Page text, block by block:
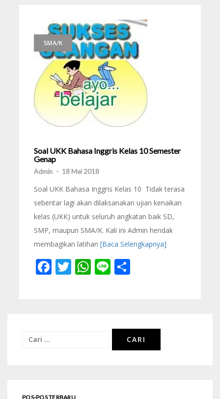
SMA/K
Soal UKK Bahasa Inggris Kelas 10 Semester
Genap
Admin - 18 Mei 2018
Soal UKK Bahasa Inggris Kelas 10 Tidak terasa
sebentar lagi akan dilaksanakan ujian kenaikan
kelas (UKK) untuk seluruh angkatan baik SD,
SMP, maupun SMA/K. Kali ini Admin hendak
membagikan latihan [Baca Selengkapnya]
Facebook
Twitter
WhatsApp
Line
Cari
POS-POS TERBARU